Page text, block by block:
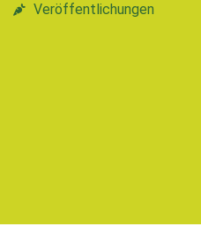
Veröffentlichungen